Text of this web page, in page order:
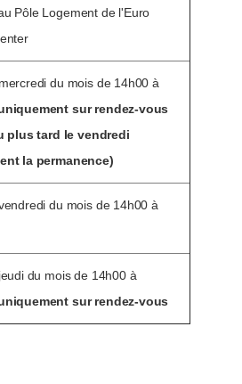
Pôle Logement de l'Euro
du mois de 14h00 à
sur rendez-vous
plus tard le vendredi
la permanence)
du mois de 14h00 à
du mois de 14h00 à
sur rendez-vous